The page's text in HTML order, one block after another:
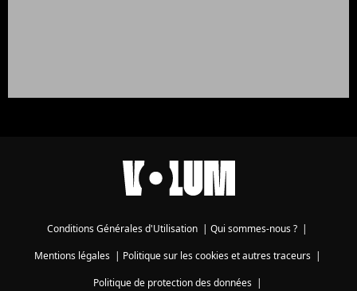
Conditions Générales d'Utilisation Qui sommes-nous ?
Mentions légales| Politique sur les cookies et autres traceurs|
Politique de protection des données|